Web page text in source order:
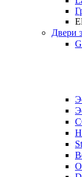
Двери